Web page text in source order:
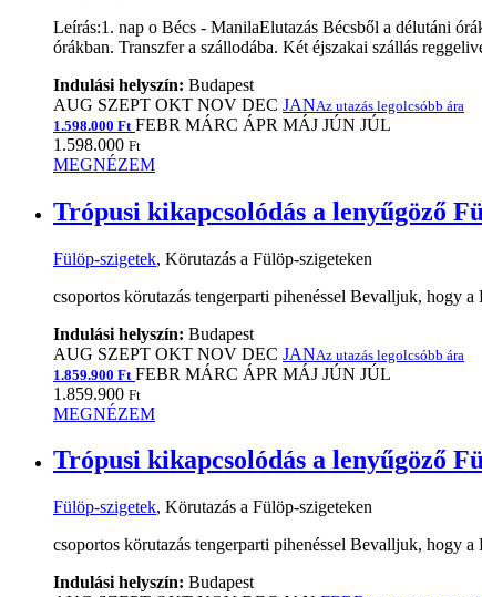
Leírás:1. nap o Bécs - ManilaElutazás Bécsből a délutáni
órákban. Transzfer a szállodába. Két éjszakai szállás
Indulási helyszín: Budapest
AUG SZEPT OKT NOV DEC JANAz utazás legolcsóbb ára
1.598.000 Ft FEBR MÁRC ÁPR MÁJ JÚN JÚL
1.598.000 Ft
MEGNÉZEM
Trópusi kikapcsolódás a lenyűgöző
Fülöp-szigetek, Körutazás a Fülöp-szigeteken
csoportos körutazás tengerparti pihenéssel Bevalljuk, hogy
Indulási helyszín: Budapest
AUG SZEPT OKT NOV DEC JANAz utazás legolcsóbb ára
1.859.900 Ft FEBR MÁRC ÁPR MÁJ JÚN JÚL
1.859.900 Ft
MEGNÉZEM
Trópusi kikapcsolódás a lenyűgöző
Fülöp-szigetek, Körutazás a Fülöp-szigeteken
csoportos körutazás tengerparti pihenéssel Bevalljuk, hogy
Indulási helyszín: Budapest